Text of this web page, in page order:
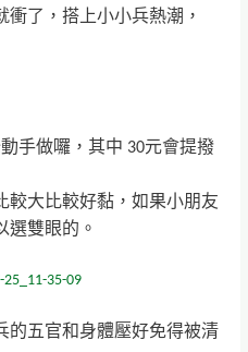
衝了，搭上小小兵熱潮，
手做囉，其中 30元會提撥
較大比較好黏，如果小朋友
選雙眼的。
的五官和身體壓好免得被清